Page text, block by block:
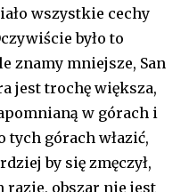
wszystkie cechy
było to
znamy mniejsze, San
jest trochę większa,
w górach i
tych górach włazić,
by się zmęczył,
razie, obszar nie jest